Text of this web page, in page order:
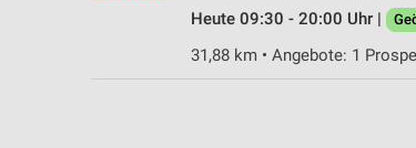
Heute 09:30 - 20:00 Uhr |
31,88 km • Angebote: 1
Erstellung von Profilen zur Personalisierung von